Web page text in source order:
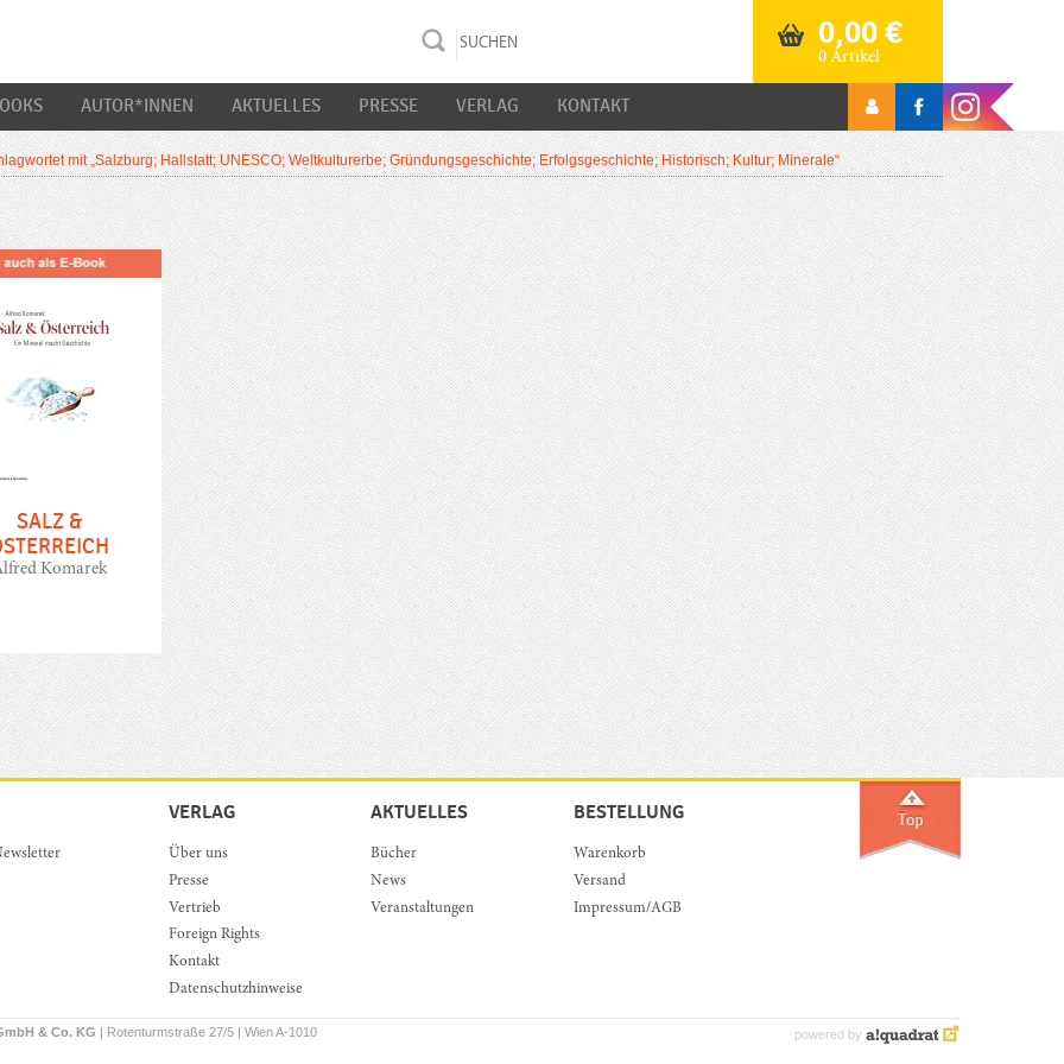
0,00€
0 Artikel
AUTOR*INNEN AKTUELLES PRESSE VERLAG KONTAKT
mit „Salzburg; Hallstatt; UNESCO; Weltkulturerbe; Gründungsgeschichte; Erfolgsgeschichte; Historisch; Kultur; Minerale“
SALZ &
Komarek
VERLAG
Über uns
Presse
Vertrieb
Foreign Rights
Kontakt
Datenschutzhinweise
AKTUELLES
Bücher
News
Veranstaltungen
BESTELLUNG
Warenkorb
Versand
Impressum/AGB
& Co. KG | Rotenturmstraße 27/5 | Wien A-1010 powered by